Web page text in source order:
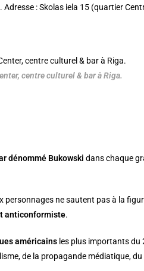
: Skolas iela 15 (quartier
centre culturel & bar à Riga.
dénommé Bukowski dans chaque
personnages ne sautent pas à la
anticonformiste.
américains les plus importants du
de la propagande médiatique,